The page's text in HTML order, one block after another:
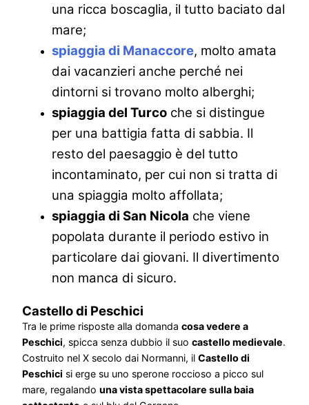
una ricca boscaglia, il tutto baciato dal
mare;
spiaggia di Manaccore, molto amata
dai vacanzieri anche perché nei
dintorni si trovano molto alberghi;
spiaggia del Turco che si distingue
per una battigia fatta di sabbia. Il
resto del paesaggio è del tutto
incontaminato, per cui non si tratta di
una spiaggia molto affollata;
spiaggia di San Nicola che viene
popolata durante il periodo estivo in
particolare dai giovani. Il divertimento
non manca di sicuro.
Castello di Peschici
Tra le prime risposte alla domanda cosa vedere a
Peschici, spicca senza dubbio il suo castello medievale.
Costruito nel X secolo dai Normanni, il Castello di
Peschici si erge su uno sperone roccioso a picco sul
mare, regalando una vista spettacolare sulla baia